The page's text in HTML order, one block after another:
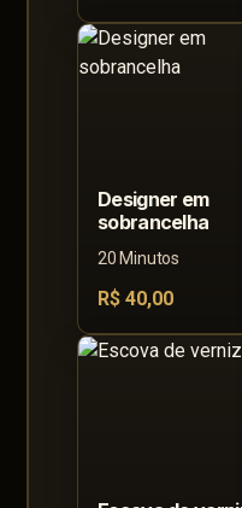
Designer em
sobrancelha
20 Minutos
R$ 40,00